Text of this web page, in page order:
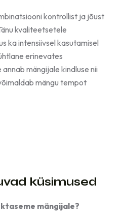
kontrollist ja jõust
kvaliteetsetele
ka intensiivsel kasutamisel
erinevates
mängijale kindluse nii
mängu tempot
küsimused
mängijale?